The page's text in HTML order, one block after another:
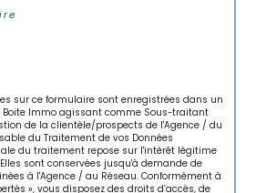
sur ce formulaire sont enregistrées dans un
Immo agissant comme Sous-traitant
de la clientèle/prospects de l'Agence / du
du Traitement de vos Données
du traitement repose sur l'intérêt légitime
sont conservées jusqu'à demande de
à l'Agence / au Réseau. Conformément à
», vous disposez des droits d’accès, de